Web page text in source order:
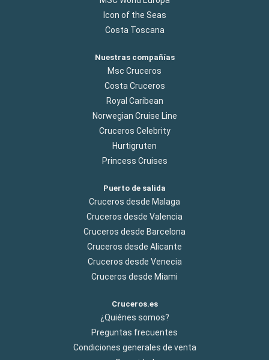
Icon of the Seas
Costa Toscana
Nuestras compañías
Msc Cruceros
Costa Cruceros
Royal Caribean
Norwegian Cruise Line
Cruceros Celebrity
Hurtigruten
Princess Cruises
Puerto de salida
Cruceros desde Malaga
Cruceros desde Valencia
Cruceros desde Barcelona
Cruceros desde Alicante
Cruceros desde Venecia
Cruceros desde Miami
Cruceros.es
¿Quiénes somos?
Preguntas frecuentes
Condiciones generales de venta